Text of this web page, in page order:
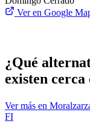
Ver en Google
¿Qué
existen
Ver más en
FI